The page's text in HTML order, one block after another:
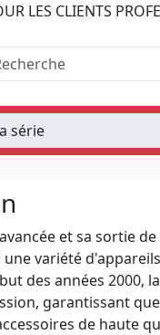
LES CLIENTS
et sa sortie
variété
des années 2000, la
garantissant
de haute